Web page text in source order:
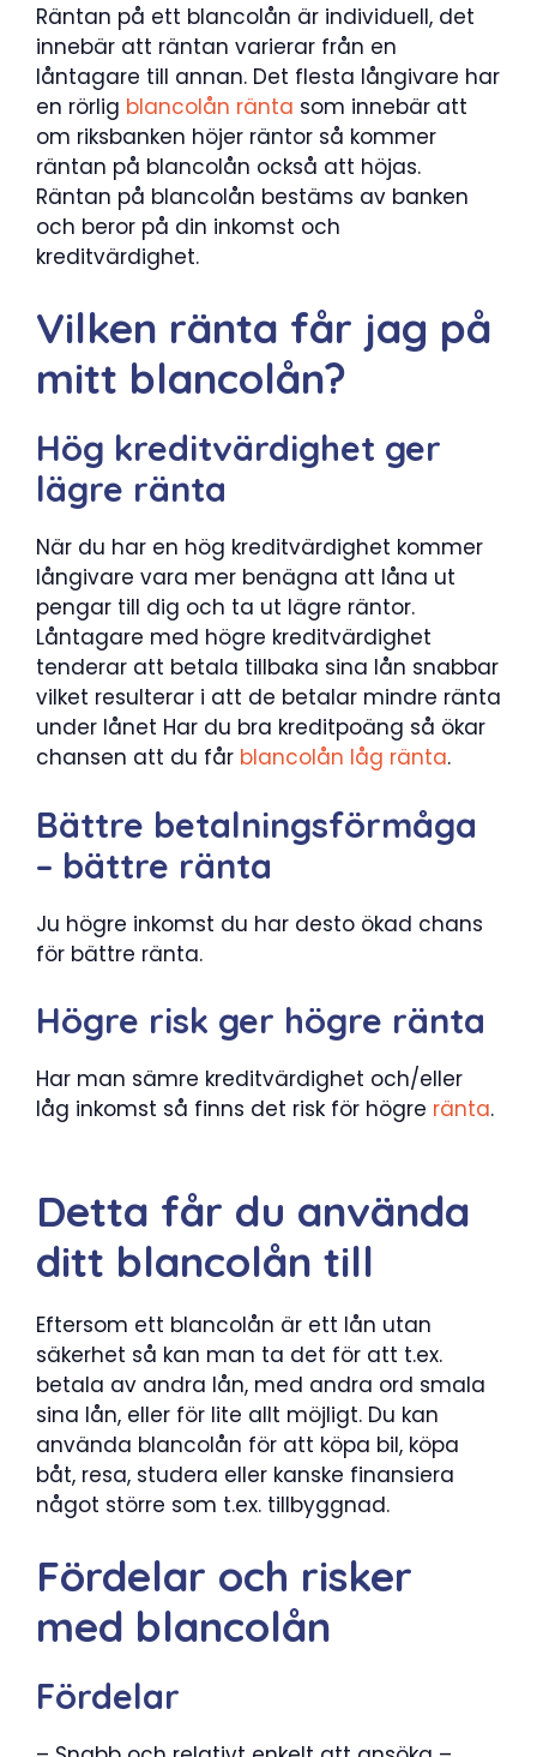
Räntan på ett blancolån är individuell, det
innebär att räntan varierar från en
låntagare till annan. Det flesta långivare har
en rörlig blancolån ränta som innebär att
om riksbanken höjer räntor så kommer
räntan på blancolån också att höjas.
Räntan på blancolån bestäms av banken
och beror på din inkomst och
kreditvärdighet.
Vilken ränta får jag på
mitt blancolån?
Hög kreditvärdighet ger
lägre ränta
När du har en hög kreditvärdighet kommer
långivare vara mer benägna att låna ut
pengar till dig och ta ut lägre räntor.
Låntagare med högre kreditvärdighet
tenderar att betala tillbaka sina lån snabbar
vilket resulterar i att de betalar mindre ränta
under lånet Har du bra kreditpoäng så ökar
chansen att du får blancolån låg ränta.
Bättre betalningsförmåga
– bättre ränta
Ju högre inkomst du har desto ökad chans
för bättre ränta.
Högre risk ger högre ränta
Har man sämre kreditvärdighet och/eller
låg inkomst så finns det risk för högre ränta.
Detta får du använda
ditt blancolån till
Eftersom ett blancolån är ett lån utan
säkerhet så kan man ta det för att t.ex.
betala av andra lån, med andra ord smala
sina lån, eller för lite allt möjligt. Du kan
använda blancolån för att köpa bil, köpa
båt, resa, studera eller kanske finansiera
något större som t.ex. tillbyggnad.
Fördelar och risker
med blancolån
Fördelar